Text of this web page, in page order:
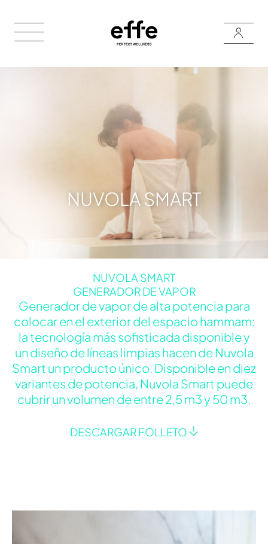
NUVOLA SMART
NUVOLA SMART
GENERADOR DE VAPOR
Generador de vapor de alta potencia para
colocar en el exterior del espacio hammam:
la tecnología más sofisticada disponible y
un diseño de líneas limpias hacen de Nuvola
Smart un producto único. Disponible en diez
variantes de potencia, Nuvola Smart puede
cubrir un volumen de entre 2,5 m3 y 50 m3.
DESCARGAR FOLLETO